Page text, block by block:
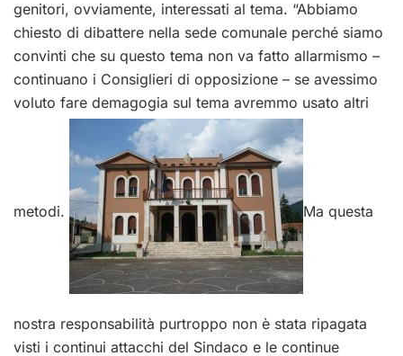
genitori, ovviamente, interessati al tema. “Abbiamo
chiesto di dibattere nella sede comunale perché siamo
convinti che su questo tema non va fatto allarmismo –
continuano i Consiglieri di opposizione – se avessimo
voluto fare demagogia sul tema avremmo usato altri
metodi. Ma questa
nostra responsabilità purtroppo non è stata ripagata
visti i continui attacchi del Sindaco e le continue